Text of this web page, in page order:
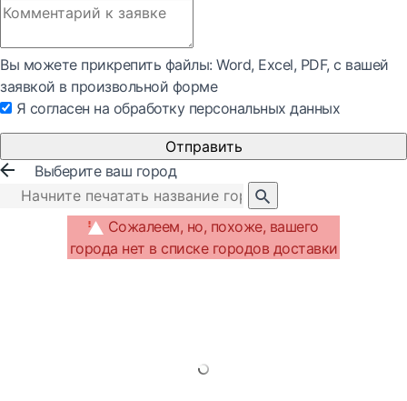
Вы можете прикрепить файлы: Word, Exсel, PDF, с вашей
заявкой в произвольной форме
Я согласен на обработку персональных данных
Отправить
Выберите ваш город
Сожалеем, но, похоже, вашего
города нет в списке городов доставки